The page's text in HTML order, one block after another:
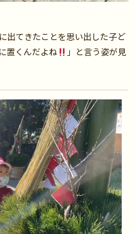
出てきたことを思い出した子ど
置くんだよね
」と言う姿が見